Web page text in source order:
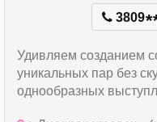
3809*
Удивляем созданием
уникальных пар без
однообразных